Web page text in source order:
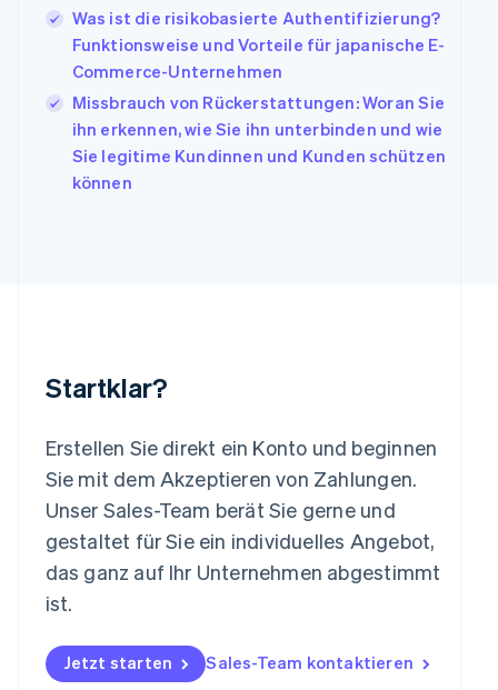
Was ist die risikobasierte Authentifizierung?
Funktionsweise und Vorteile für japanische E-
Commerce-Unternehmen
Missbrauch von Rückerstattungen: Woran Sie
ihn erkennen, wie Sie ihn unterbinden und wie
Sie legitime Kundinnen und Kunden schützen
können
Startklar?
Erstellen Sie direkt ein Konto und beginnen
Sie mit dem Akzeptieren von Zahlungen.
Unser Sales-Team berät Sie gerne und
gestaltet für Sie ein individuelles Angebot,
das ganz auf Ihr Unternehmen abgestimmt
ist.
Jetzt starten Sales-Team kontaktieren
Kanada
EnglishFrançais
Kroatien
English Italiano
Lettland
English
Liechtenstein
DeutschEnglish
Mexiko
Neuseeland
English
Niederlande
Nederlands English
Norwegen
English
Österreich
Portugal
PortuguêsEnglish